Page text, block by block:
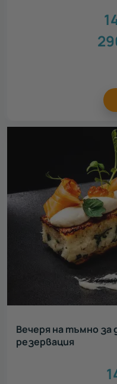
Вечеря на тъмно
резервация